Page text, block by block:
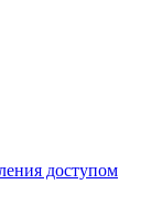
доступом